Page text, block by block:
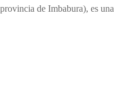
de Imbabura), es una